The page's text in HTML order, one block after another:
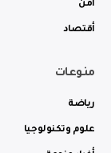
أمن
أقتصاد
منوعات
رياضة
علوم وتكنولوجيا